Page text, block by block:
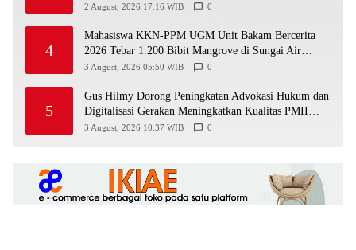
2 August, 2026 17:16 WIB 0
4
Mahasiswa KKN-PPM UGM Unit Bakam Bercerita
2026 Tebar 1.200 Bibit Mangrove di Sungai Air
Layang
3 August, 2026 05:50 WIB 0
5
Gus Hilmy Dorong Peningkatan Advokasi Hukum dan
Digitalisasi Gerakan Meningkatkan Kualitas PMII
DIY
3 August, 2026 10:37 WIB 0